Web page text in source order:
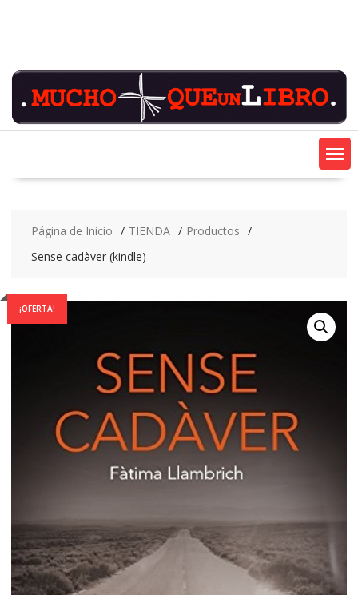
Página de Inicio TIENDA
Productos
Sense cadàver (kindle)
¡OFERTA!